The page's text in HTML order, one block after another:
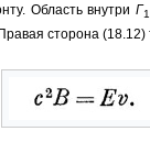
Область внутри Г1
Правая сторона (18.12)